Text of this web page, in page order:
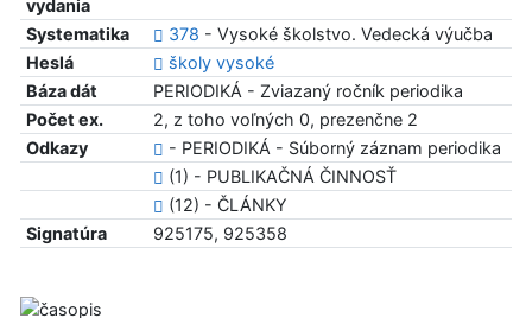
vydania
Systematika 378 - Vysoké školstvo. Vedecká výučba
Heslá
školy vysoké
Báza dát
PERIODIKÁ - Zviazaný ročník periodika
Počet ex.
2, z toho voľných 0, prezenčne 2
Odkazy
- PERIODIKÁ - Súborný záznam periodika
(1) - PUBLIKAČNÁ ČINNOSŤ
(12) - ČLÁNKY
Signatúra
925175, 925358